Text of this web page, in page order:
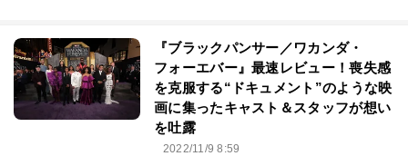
『ブラックパンサー／ワカンダ・
フォーエバー』最速レビュー！喪失感
を克服する“ドキュメント”のような映
画に集ったキャスト＆スタッフが想い
を吐露
2022/11/9 8:59